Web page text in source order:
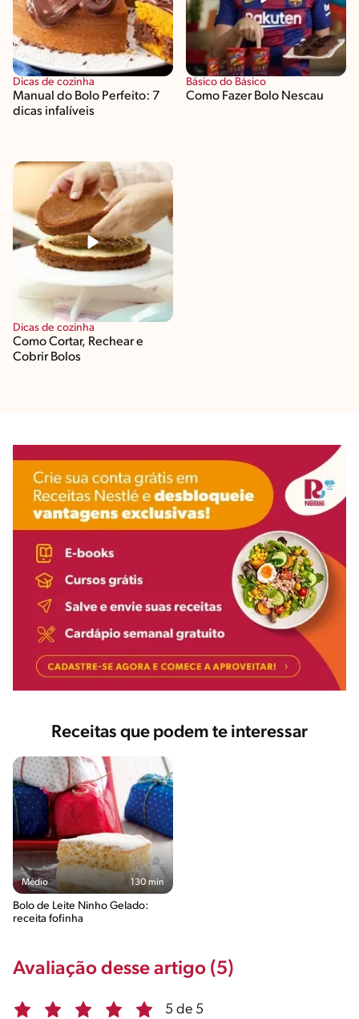
Dicas de cozinha
Manual do Bolo Perfeito: 7
dicas infalíveis
Básico do Básico
Como Fazer Bolo Nescau
Dicas de cozinha
Como Cortar, Rechear e
Cobrir Bolos
Receitas que podem te interessar
Médio 130 min
Bolo de Leite Ninho Gelado:
receita fofinha
Avaliação desse artigo (5)
5 de 5